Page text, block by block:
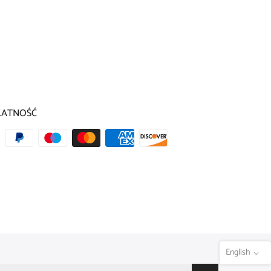
English